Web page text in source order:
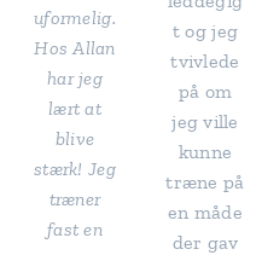
uformelig.
Hos Allan
har jeg
lært at
blive
stærk! Jeg
træner
fast en
t og jeg
tvivlede
på om
jeg ville
kunne
træne på
en måde
der gav